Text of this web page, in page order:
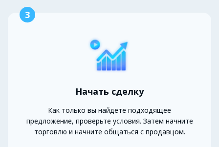
3
Начать сделку
Как только вы найдете подходящее
предложение, проверьте условия. Затем начните
торговлю и начните общаться с продавцом.